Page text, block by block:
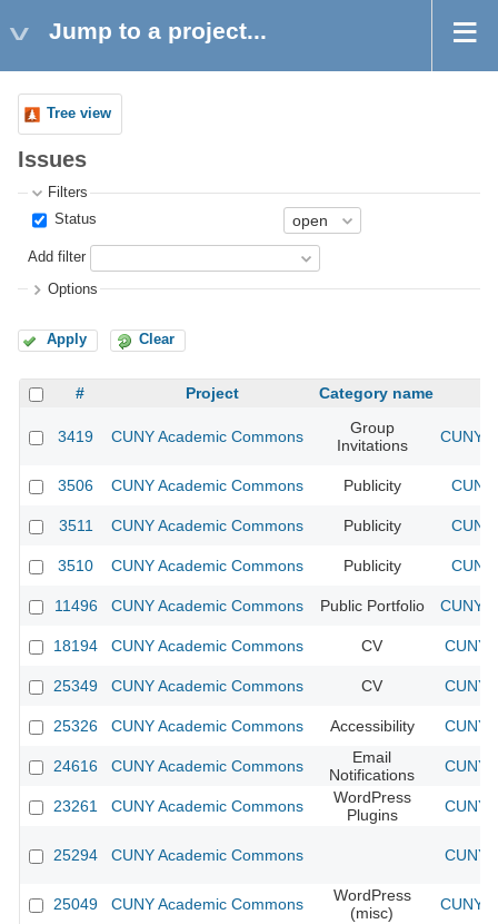
Jump to a project...
Tree view
Issues
Filters
Status
Add filter
Options
Apply Clear
# Project Category name
3419 CUNY Academic Commons
Group
Invitations
CUNY
3506 CUNY Academic Commons Publicity
3511 CUNY Academic Commons Publicity
3510 CUNY Academic Commons Publicity
11496 CUNY Academic Commons Public Portfolio CUNY
18194 CUNY Academic Commons CV CUNY
25349 CUNY Academic Commons CV CUNY
25326 CUNY Academic Commons Accessibility CUNY
24616 CUNY Academic Commons
Email
Notifications
CUNY
23261 CUNY Academic Commons
WordPress
Plugins
CUNY
25294 CUNY Academic Commons CUNY
25049 CUNY Academic Commons
WordPress
(misc)
CUNY